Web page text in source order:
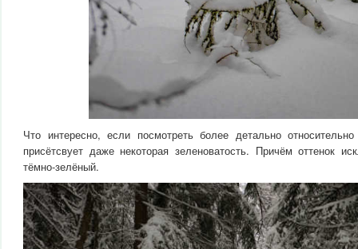
Что интересно, если посмотреть более детально
присётсвует даже некоторая зеленоватость. Причём оттенок
тёмно-зелёный.